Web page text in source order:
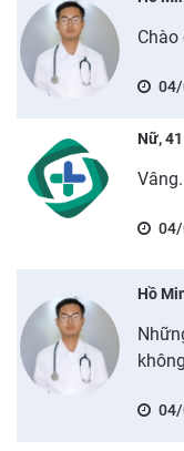
Chào
Nữ,
Vâng.
Hồ
không